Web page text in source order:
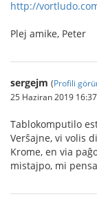
http://
Plej amike, Peter
sergejm (Profili
25 Haziran 2019
Tablokomputilo
Verŝajne, vi volis
Krome, en via
mistajpo, mi